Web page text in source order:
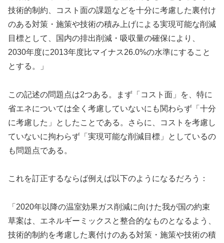
技術的制約、コスト面の課題などを十分に考慮した裏付け
のある対策・施策や技術の積み上げによる実現可能な削減
目標として、国内の排出削減・吸収量の確保により、
2030年度に2013年度比マイナス26.0%の水準にすること
とする。」
この記述の問題点は2つある。まず「コスト面」を、特に
省エネについては全く考慮していないにも関わらず「十分
に考慮した」としたことである。さらに、コストを考慮し
ていないに拘わらず「実現可能な削減目標」としているの
も問題点である。
これを訂正するならば例えば以下のようになるだろう：
「2020年以降の温室効果ガス削減に向けた我が国の約束
草案は、エネルギーミックスと整合的なものとなるよう、
技術的制約を考慮した裏付けのある対策・施策や技術の積